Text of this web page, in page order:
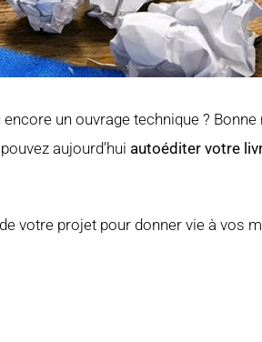
un ouvrage technique ?
aujourd’hui autoéditer votre
votre projet pour donner vie à vos